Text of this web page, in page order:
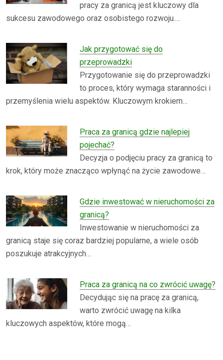
pracy za granicą jest kluczowy dla
sukcesu zawodowego oraz osobistego rozwoju.…
Jak przygotować się do
przeprowadzki
Przygotowanie się do przeprowadzki
to proces, który wymaga staranności i
przemyślenia wielu aspektów. Kluczowym krokiem…
Praca za granicą gdzie najlepiej
pojechać?
Decyzja o podjęciu pracy za granicą to
krok, który może znacząco wpłynąć na życie zawodowe…
Gdzie inwestować w nieruchomości za
granicą?
Inwestowanie w nieruchomości za
granicą staje się coraz bardziej popularne, a wiele osób
poszukuje atrakcyjnych…
Praca za granicą na co zwrócić uwagę?
Decydując się na pracę za granicą,
warto zwrócić uwagę na kilka
kluczowych aspektów, które mogą…